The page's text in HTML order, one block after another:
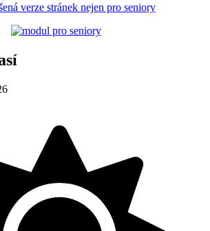
verze stránek nejen pro seniory